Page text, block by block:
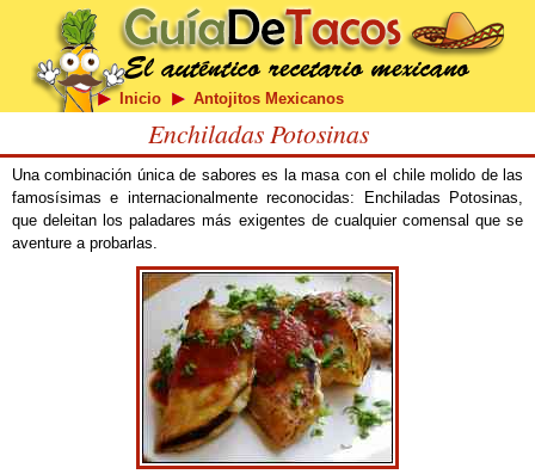
Inicio Antojitos Mexicanos
Enchiladas Potosinas
Una combinación única de sabores es la masa con el chile molido de las
famosísimas e internacionalmente reconocidas: Enchiladas Potosinas,
que deleitan los paladares más exigentes de cualquier comensal que se
aventure a probarlas.